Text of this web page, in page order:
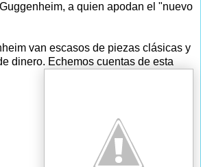
a quien apodan el "nuevo
van escasos de piezas clásicas y
dinero. Echemos cuentas de esta